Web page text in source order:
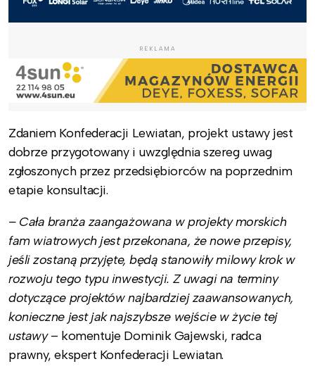
REKLAMA
Zdaniem Konfederacji Lewiatan, projekt ustawy jest
dobrze przygotowany i uwzględnia szereg uwag
zgłoszonych przez przedsiębiorców na poprzednim
etapie konsultacji.
– Cała branża zaangażowana w projekty morskich
fam wiatrowych jest przekonana, że nowe przepisy,
jeśli zostaną przyjęte, będą stanowiły milowy krok w
rozwoju tego typu inwestycji. Z uwagi na terminy
dotyczące projektów najbardziej zaawansowanych,
konieczne jest jak najszybsze wejście w życie tej
ustawy– komentuje Dominik Gajewski, radca
prawny, ekspert Konfederacji Lewiatan.